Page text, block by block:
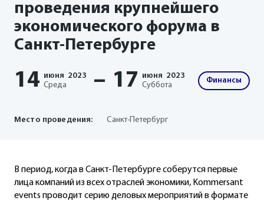
проведения крупнейшего
экономического форума в
Санкт-Петербурге
14 июня 2023
Среда
– 17 июня 2023
Суббота
Финансы
Место проведения: Санкт-Петербург
В период, когда в Санкт-Петербурге соберутся первые
лица компаний из всех отраслей экономики, Kommersant
events проводит серию деловых мероприятий в формате